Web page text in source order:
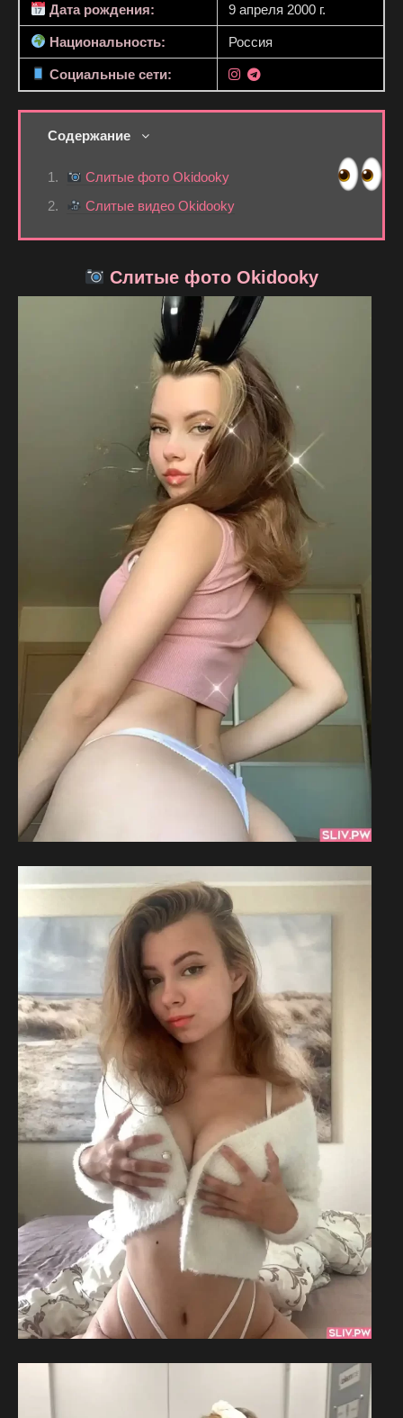
Дата рождения: 9 апреля 2000 г.
Национальность: Россия
Социальные сети:
Содержание
Слитые фото Okidooky
Слитые видео Okidooky
Слитые фото Okidooky